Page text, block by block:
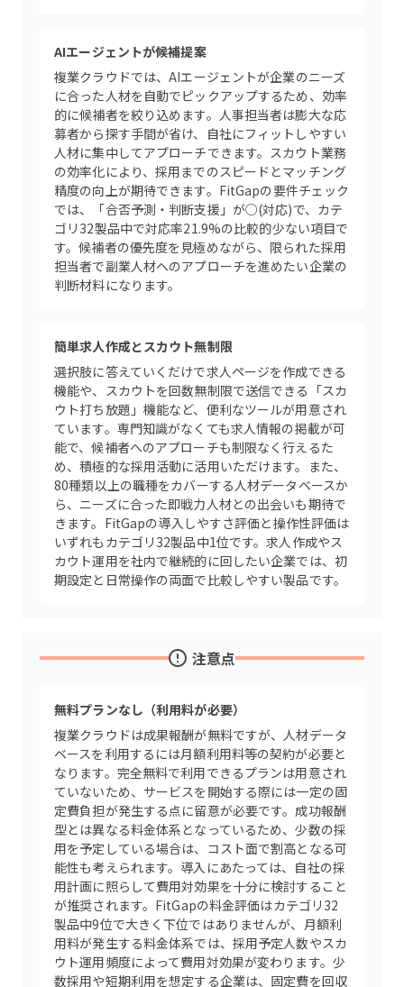
AIエージェントが候補提案
複業クラウドでは、AIエージェントが企業のニーズ
に合った人材を自動でピックアップするため、効率
的に候補者を絞り込めます。人事担当者は膨大な応
募者から探す手間が省け、自社にフィットしやすい
人材に集中してアプローチできます。スカウト業務
の効率化により、採用までのスピードとマッチング
精度の向上が期待できます。FitGapの要件チェック
では、「合否予測・判断支援」が○(対応)で、カテ
ゴリ32製品中で対応率21.9%の比較的少ない項目で
す。候補者の優先度を見極めながら、限られた採用
担当者で副業人材へのアプローチを進めたい企業の
判断材料になります。
簡単求人作成とスカウト無制限
選択肢に答えていくだけで求人ページを作成できる
機能や、スカウトを回数無制限で送信できる「スカ
ウト打ち放題」機能など、便利なツールが用意され
ています。専門知識がなくても求人情報の掲載が可
能で、候補者へのアプローチも制限なく行えるた
め、積極的な採用活動に活用いただけます。また、
80種類以上の職種をカバーする人材データベースか
ら、ニーズに合った即戦力人材との出会いも期待で
きます。FitGapの導入しやすさ評価と操作性評価は
いずれもカテゴリ32製品中1位です。求人作成やス
カウト運用を社内で継続的に回したい企業では、初
期設定と日常操作の両面で比較しやすい製品です。
注意点
無料プランなし（利用料が必要）
複業クラウドは成果報酬が無料ですが、人材データ
ベースを利用するには月額利用料等の契約が必要と
なります。完全無料で利用できるプランは用意され
ていないため、サービスを開始する際には一定の固
定費負担が発生する点に留意が必要です。成功報酬
型とは異なる料金体系となっているため、少数の採
用を予定している場合は、コスト面で割高となる可
能性も考えられます。導入にあたっては、自社の採
用計画に照らして費用対効果を十分に検討すること
が推奨されます。FitGapの料金評価はカテゴリ32
製品中9位で大きく下位ではありませんが、月額利
用料が発生する料金体系では、採用予定人数やスカ
ウト運用頻度によって費用対効果が変わります。少
数採用や短期利用を想定する企業は、固定費を回収